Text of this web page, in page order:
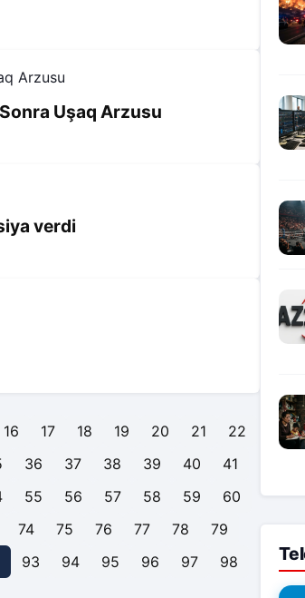
Uşaq Arzusu
verdi
16 17 18 19 20 21
22
36 37 38 39 40
41
55 56 57 58 59
60
74 75 76 77 78
79
93 94 95 96 97
98